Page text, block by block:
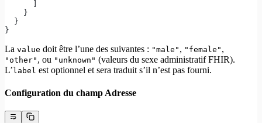
    }
  }
}
La value doit être l’une des suivantes : "male" , "female" ,
"other" , ou "unknown" (valeurs du sexe administratif FHIR).
L’ label est optionnel et sera traduit s’il n’est pas fourni.
Configuration du champ Adresse